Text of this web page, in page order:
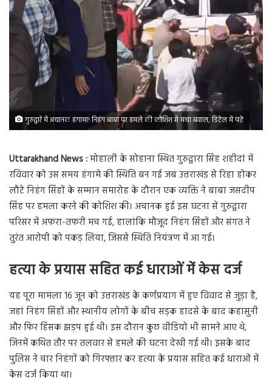
गुरुद्वारे में अचानक हंगामा! निहंग बाबा पर हमले की कोशिश से मचा बवाल, डिटेल में पढ़ें
Uttarakhand News :मोहाली के सोहाना स्थित गुरुद्वारा सिंह शहीदां में
रविवार को उस समय हंगामे की स्थिति बन गई जब उत्तराखंड से रिहा होकर
लौटे निहंग सिंहों के सम्मान समारोह के दौरान एक व्यक्ति ने बाबा जसदीप
सिंह पर हमला करने की कोशिश की। अचानक हुई इस घटना से गुरुद्वारा
परिसर में अफरा-तफरी मच गई, हालांकि मौजूद निहंग सिंहों और संगत ने
तुरंत आरोपी को पकड़ लिया, जिससे स्थिति नियंत्रण में आ गई।
हत्या के प्रयास सहित कई धाराओं में केस दर्ज
यह पूरा मामला 16 जून को उत्तराखंड के कर्णप्रयाग में हुए विवाद से जुड़ा है,
जहां निहंग सिंहों और स्थानीय लोगों के बीच सड़क हादसे के बाद कहासुनी
और फिर हिंसक झड़प हुई थी। इस दौरान कुछ वीडियो भी सामने आए थे,
जिनमें कथित तौर पर तलवार से हमले की घटना देखी गई थी। इसके बाद
पुलिस ने चार निहंगों को गिरफ्तार कर हत्या के प्रयास सहित कई धाराओं में
केस दर्ज किया था।